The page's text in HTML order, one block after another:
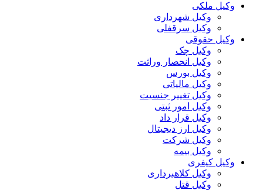
وکیل ملکی
وکیل شهرداری
وکیل سرقفلی
وکیل حقوقی
وکیل چک
وکیل انحصار وراثت
وکیل بورس
وکیل مالیاتی
وکیل تغییر جنسیت
وکیل امور ثبتی
وکیل قرار داد
وکیل ارز دیجیتال
وکیل شرکت
وکیل بیمه
وکیل کیفری
وکیل کلاهبرداری
وکیل قتل